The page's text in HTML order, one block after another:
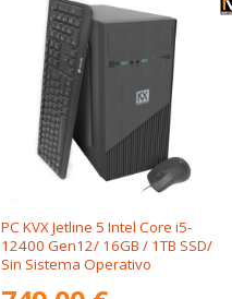
PC KVX Jetline 5 Intel Core i5-
12400 Gen12/ 16GB / 1TB SSD/
Sin Sistema Operativo